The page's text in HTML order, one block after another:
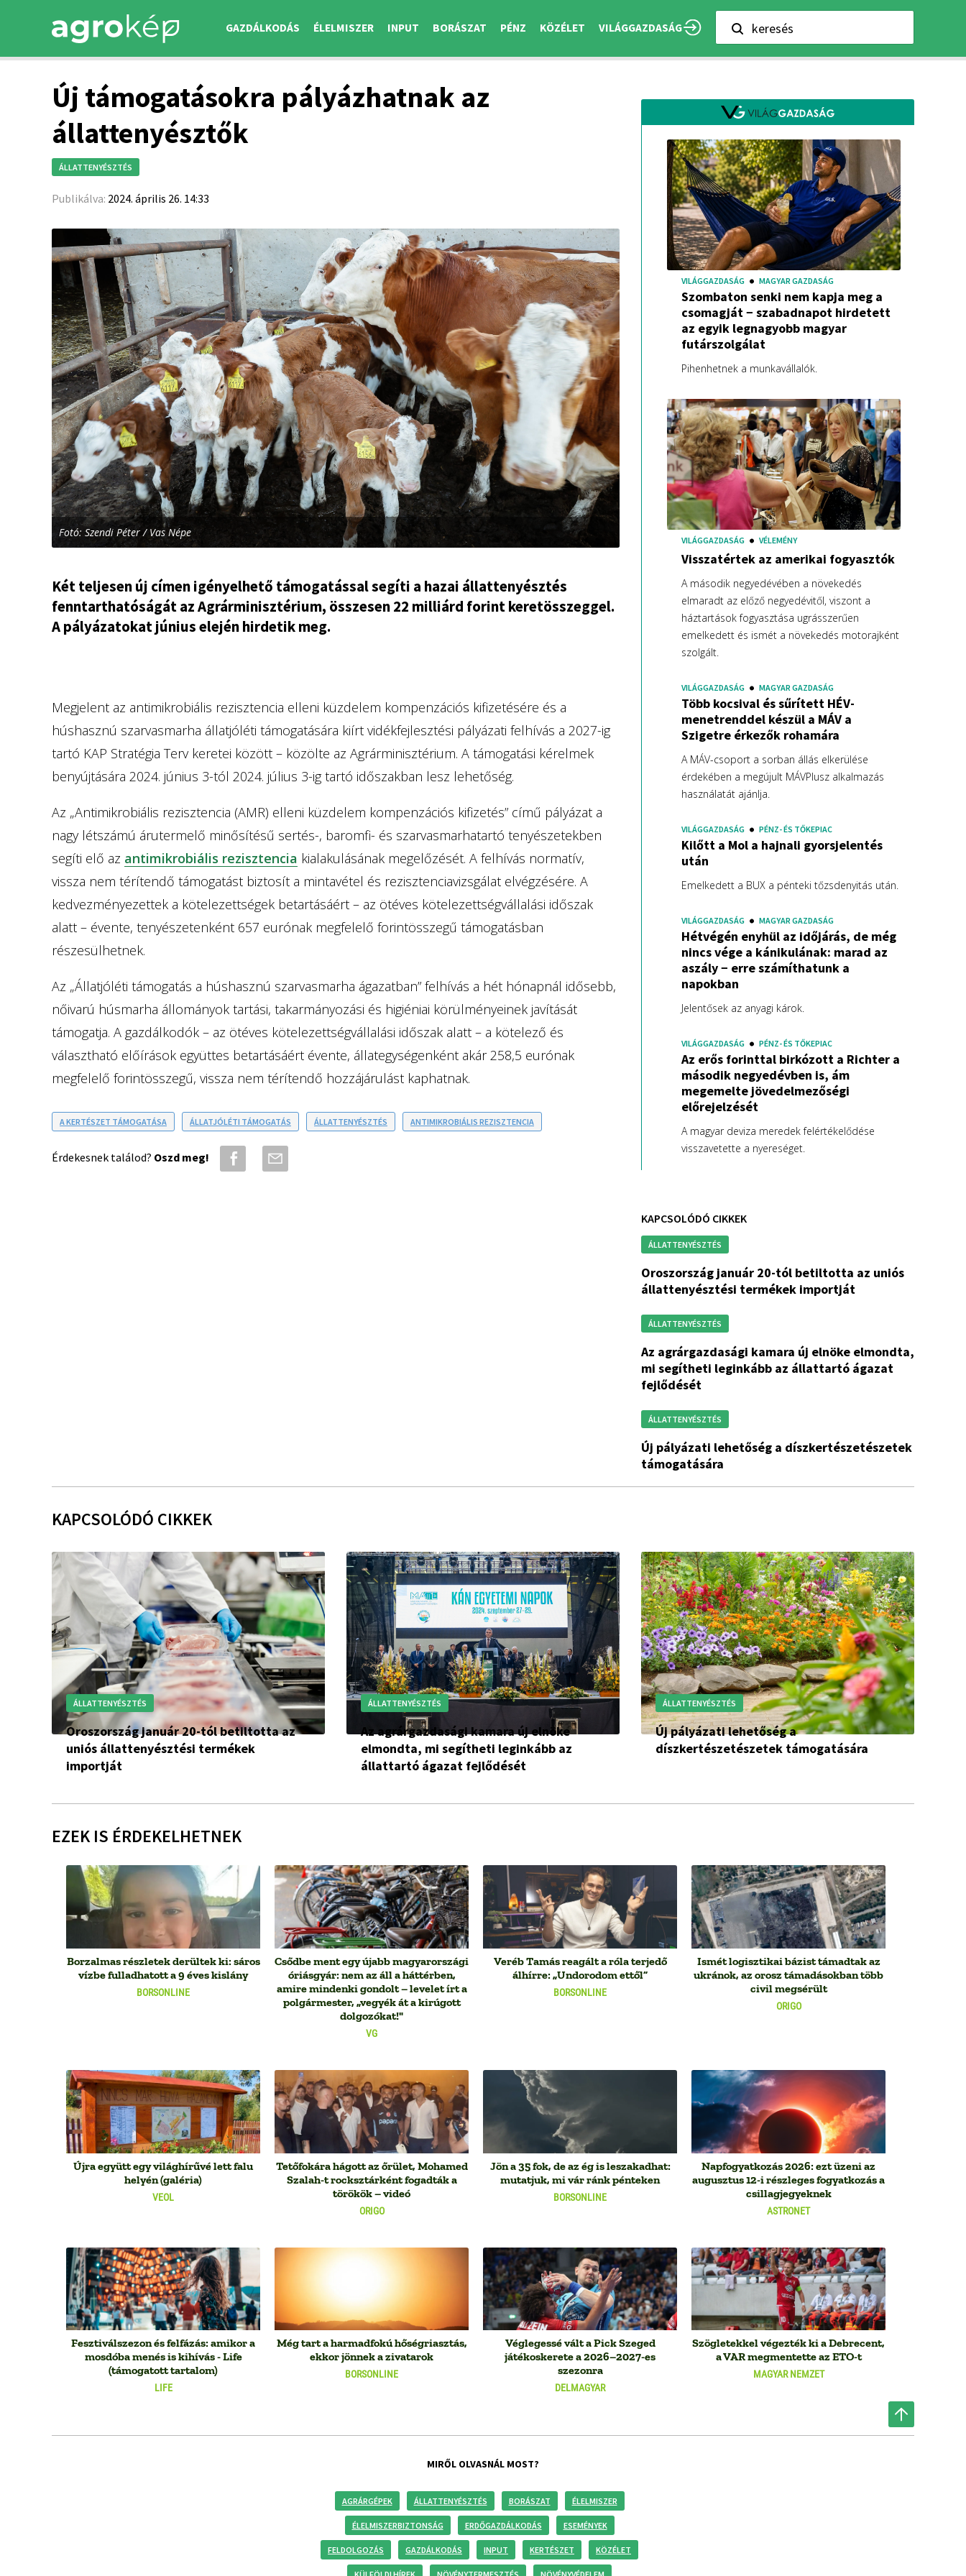
GAZDÁLKODÁS ÉLELMISZER INPUT BORÁSZAT PÉNZ KÖZÉLET VILÁGGAZDASÁG keresés
Új támogatásokra pályázhatnak az
állattenyésztők
ÁLLATTENYÉSZTÉS
Publikálva: 2024. április 26. 14:33
Fotó: Szendi Péter / Vas Népe
Két teljesen új címen igényelhető támogatással segíti a hazai állattenyésztés
fenntarthatóságát az Agrárminisztérium, összesen 22 milliárd forint keretösszeggel.
A pályázatokat június elején hirdetik meg.
Megjelent az antimikrobiális rezisztencia elleni küzdelem kompenzációs kifizetésére és a
húshasznú szarvasmarha állatjóléti támogatására kiírt vidékfejlesztési pályázati felhívás a 2027-ig
tartó KAP Stratégia Terv keretei között – közölte az Agrárminisztérium. A támogatási kérelmek
benyújtására 2024. június 3-tól 2024. július 3-ig tartó időszakban lesz lehetőség.
Az „Antimikrobiális rezisztencia (AMR) elleni küzdelem kompenzációs kifizetés” című pályázat a
nagy létszámú árutermelő minősítésű sertés-, baromfi- és szarvasmarhatartó tenyészetekben
segíti elő az antimikrobiális rezisztencia kialakulásának megelőzését. A felhívás normatív,
vissza nem térítendő támogatást biztosít a mintavétel és rezisztenciavizsgálat elvégzésére. A
kedvezményezettek a kötelezettségek betartásáért – az ötéves kötelezettségvállalási időszak
alatt – évente, tenyészetenként 657 eurónak megfelelő forintösszegű támogatásban
részesülhetnek.
Az „Állatjóléti támogatás a húshasznú szarvasmarha ágazatban” felhívás a hét hónapnál idősebb,
nőivarú húsmarha állományok tartási, takarmányozási és higiéniai körülményeinek javítását
támogatja. A gazdálkodók – az ötéves kötelezettségvállalási időszak alatt – a kötelező és
választható előírások együttes betartásáért évente, állategységenként akár 258,5 eurónak
megfelelő forintösszegű, vissza nem térítendő hozzájárulást kaphatnak.
A KERTÉSZET TÁMOGATÁSA ÁLLATJÓLÉTI TÁMOGATÁS ÁLLATTENYÉSZTÉS ANTIMIKROBIÁLIS REZISZTENCIA
Érdekesnek találod? Oszd meg!
VILÁGGAZDASÁG MAGYAR GAZDASÁG
Szombaton senki nem kapja meg a
csomagját − szabadnapot hirdetett
az egyik legnagyobb magyar
futárszolgálat
Pihenhetnek a munkavállalók.
VILÁGGAZDASÁG VÉLEMÉNY
Visszatértek az amerikai fogyasztók
A második negyedévében a növekedés
elmaradt az előző negyedévitől, viszont a
háztartások fogyasztása ugrásszerűen
emelkedett és ismét a növekedés motorajként
szolgált.
VILÁGGAZDASÁG MAGYAR GAZDASÁG
Több kocsival és sűrített HÉV-
menetrenddel készül a MÁV a
Szigetre érkezők rohamára
A MÁV-csoport a sorban állás elkerülése
érdekében a megújult MÁVPlusz alkalmazás
használatát ajánlja.
VILÁGGAZDASÁG PÉNZ- ÉS TŐKEPIAC
Kilőtt a Mol a hajnali gyorsjelentés
után
Emelkedett a BUX a pénteki tőzsdenyitás után.
VILÁGGAZDASÁG MAGYAR GAZDASÁG
Hétvégén enyhül az időjárás, de még
nincs vége a kánikulának: marad az
aszály − erre számíthatunk a
napokban
Jelentősek az anyagi károk.
VILÁGGAZDASÁG PÉNZ- ÉS TŐKEPIAC
Az erős forinttal birkózott a Richter a
második negyedévben is, ám
megemelte jövedelmezőségi
előrejelzését
A magyar deviza meredek felértékelődése
visszavetette a nyereséget.
KAPCSOLÓDÓ CIKKEK
ÁLLATTENYÉSZTÉS
oroszország január 20-tól betiltotta az uniós
állattenyésztési termékek importját
ÁLLATTENYÉSZTÉS
az agrárgazdasági kamara új elnöke elmondta,
mi segítheti leginkább az állattartó ágazat
fejlődését
ÁLLATTENYÉSZTÉS
új pályázati lehetőség a díszkertészetészetek
támogatására
KAPCSOLÓDÓ CIKKEK
ÁLLATTENYÉSZTÉS
Oroszország január 20-tól betiltotta az
uniós állattenyésztési termékek
importját
ÁLLATTENYÉSZTÉS
Az agrárgazdasági kamara új elnöke
elmondta, mi segítheti leginkább az
állattartó ágazat fejlődését
ÁLLATTENYÉSZTÉS
Új pályázati lehetőség a
díszkertészetészetek támogatására
EZEK IS ÉRDEKELHETNEK
BORSONLINE
Borzalmas részletek derültek ki: sáros
vízbe fulladhatott a 9 éves kislány
VG
Csődbe ment egy újabb magyarországi
óriásgyár: nem az áll a háttérben,
amire mindenki gondolt – levelet írt a
polgármester, „vegyék át a kirúgott
dolgozókat!"
BORSONLINE
Veréb Tamás reagált a róla terjedő
álhírre: „Undorodom ettől”
ORIGO
Ismét logisztikai bázist támadtak az
ukránok, az orosz támadásokban több
civil megsérült
VEOL
Újra együtt egy világhírűvé lett falu
helyén (galéria)
ORIGO
Tetőfokára hágott az őrület, Mohamed
Szalah-t rocksztárként fogadták a
törökök – videó
BORSONLINE
Jön a 35 fok, de az ég is leszakadhat:
mutatjuk, mi vár ránk pénteken
ASTRONET
Napfogyatkozás 2026: ezt üzeni az
augusztus 12-i részleges fogyatkozás a
csillagjegyeknek
LIFE
Fesztiválszezon és felfázás: amikor a
mosdóba menés is kihívás - Life
(támogatott tartalom)
BORSONLINE
Még tart a harmadfokú hőségriasztás,
ekkor jönnek a zivatarok
DELMAGYAR
Véglegessé vált a Pick Szeged
játékoskerete a 2026–2027-es
szezonra
MAGYAR NEMZET
Szögletekkel végezték ki a Debrecent,
a VAR megmentette az ETO-t
MIRŐL OLVASNÁL MOST?
AGRÁRGÉPEK ÁLLATTENYÉSZTÉS BORÁSZAT ÉLELMISZER
ÉLELMISZERBIZTONSÁG ERDŐGAZDÁLKODÁS ESEMÉNYEK
FELDOLGOZÁS GAZDÁLKODÁS INPUT KERTÉSZET KÖZÉLET